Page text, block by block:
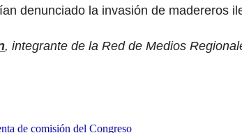
denunciado la invasión de madereros
, integrante de la Red de Medios
de comisión del Congreso